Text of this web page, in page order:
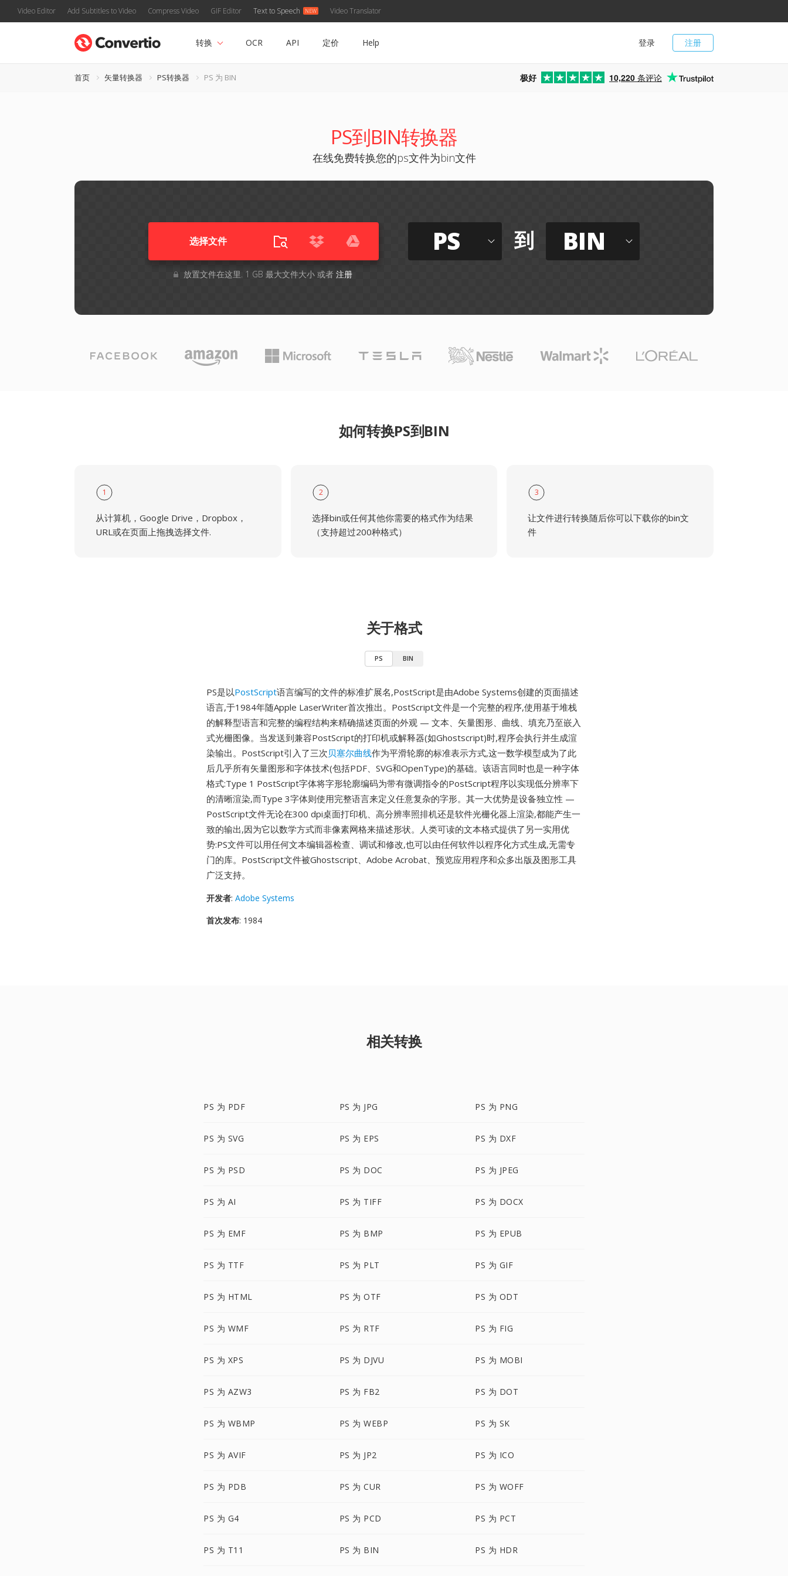
Video Editor Add Subtitles to Video Compress Video GIF Editor Text to Speech Video Translator
注册
登录
转换 OCR API 定价 Help
首页 矢量转换器 PS转换器 PS 为 BIN 极好 10,220 条评论
PS到BIN转换器
在线免费转换您的ps文件为bin文件
选择文件
放置文件在这里. 1 GB 最大文件大小 或者 注册
PS 到 BIN
如何转换PS到BIN
1
从计算机，Google Drive，Dropbox，
URL或在页面上拖拽选择文件.
2
选择bin或任何其他你需要的格式作为结果
（支持超过200种格式）
3
让文件进行转换随后你可以下载你的bin文
件
关于格式
PS BIN
PS是以PostScript语言编写的文件的标准扩展名,PostScript是由Adobe Systems创建的页面描述
语言,于1984年随Apple LaserWriter首次推出。PostScript文件是一个完整的程序,使用基于堆栈
的解释型语言和完整的编程结构来精确描述页面的外观 — 文本、矢量图形、曲线、填充乃至嵌入
式光栅图像。当发送到兼容PostScript的打印机或解释器(如Ghostscript)时,程序会执行并生成渲
染输出。PostScript引入了三次贝塞尔曲线作为平滑轮廓的标准表示方式,这一数学模型成为了此
后几乎所有矢量图形和字体技术(包括PDF、SVG和OpenType)的基础。该语言同时也是一种字体
格式:Type 1 PostScript字体将字形轮廓编码为带有微调指令的PostScript程序以实现低分辨率下
的清晰渲染,而Type 3字体则使用完整语言来定义任意复杂的字形。其一大优势是设备独立性 —
PostScript文件无论在300 dpi桌面打印机、高分辨率照排机还是软件光栅化器上渲染,都能产生一
致的输出,因为它以数学方式而非像素网格来描述形状。人类可读的文本格式提供了另一实用优
势:PS文件可以用任何文本编辑器检查、调试和修改,也可以由任何软件以程序化方式生成,无需专
门的库。PostScript文件被Ghostscript、Adobe Acrobat、预览应用程序和众多出版及图形工具
广泛支持。
开发者: Adobe Systems
首次发布: 1984
相关转换
PS 为 PDF PS 为 JPG PS 为 PNG
PS 为 SVG PS 为 EPS PS 为 DXF
PS 为 PSD PS 为 DOC PS 为 JPEG
PS 为 AI PS 为 TIFF PS 为 DOCX
PS 为 EMF PS 为 BMP PS 为 EPUB
PS 为 TTF PS 为 PLT PS 为 GIF
PS 为 HTML PS 为 OTF PS 为 ODT
PS 为 WMF PS 为 RTF PS 为 FIG
PS 为 XPS PS 为 DJVU PS 为 MOBI
PS 为 AZW3 PS 为 FB2 PS 为 DOT
PS 为 WBMP PS 为 WEBP PS 为 SK
PS 为 AVIF PS 为 JP2 PS 为 ICO
PS 为 PDB PS 为 CUR PS 为 WOFF
PS 为 G4 PS 为 PCD PS 为 PCT
PS 为 T11 PS 为 BIN PS 为 HDR